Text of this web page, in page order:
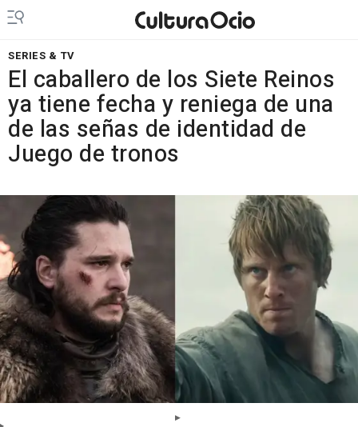
SERIES & TV
El caballero de los Siete Reinos
ya tiene fecha y reniega de una
de las señas de identidad de
Juego de tronos